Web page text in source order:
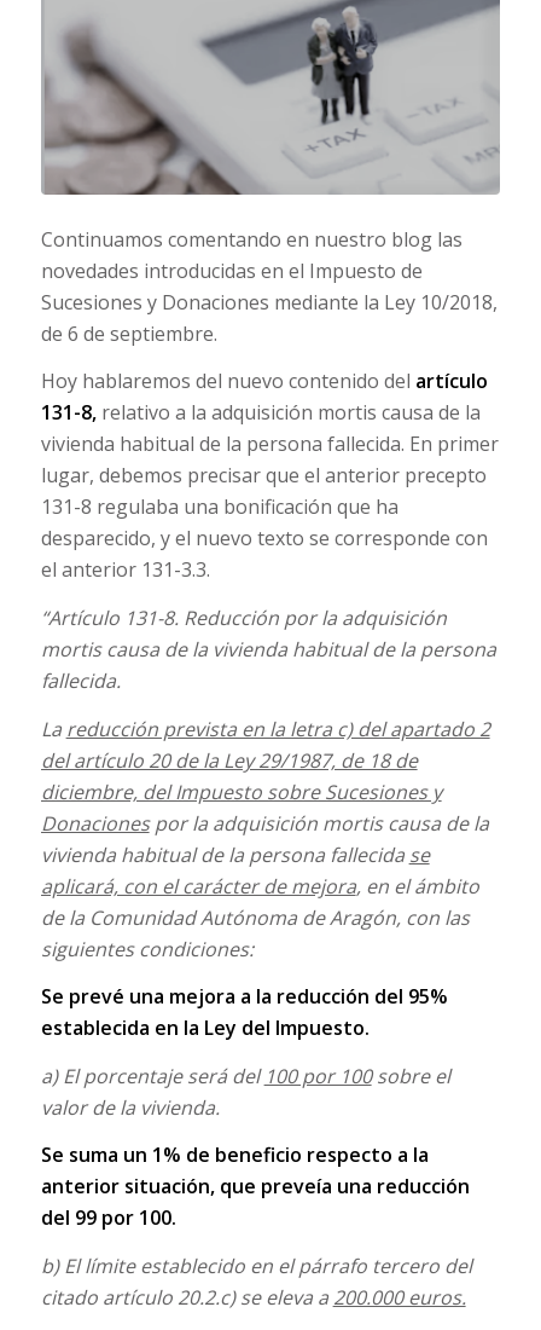
Continuamos comentando en nuestro blog las
novedades introducidas en el Impuesto de
Sucesiones y Donaciones mediante la Ley 10/2018,
de 6 de septiembre.
Hoy hablaremos del nuevo contenido del artículo
131-8, relativo a la adquisición mortis causa de la
vivienda habitual de la persona fallecida. En primer
lugar, debemos precisar que el anterior precepto
131-8 regulaba una bonificación que ha
desparecido, y el nuevo texto se corresponde con
el anterior 131-3.3.
“Artículo 131-8. Reducción por la adquisición
mortis causa de la vivienda habitual de la persona
fallecida.
La reducción prevista en la letra c) del apartado 2
del artículo 20 de la Ley 29/1987, de 18 de
diciembre, del Impuesto sobre Sucesiones y
Donacionespor la adquisición mortis causa de la
vivienda habitual de la persona fallecida se
aplicará, con el carácter de mejora, en el ámbito
de la Comunidad Autónoma de Aragón, con las
siguientes condiciones:
Se prevé una mejora a la reducción del 95%
establecida en la Ley del Impuesto.
a) El porcentaje será del 100 por 100sobre el
valor de la vivienda.
Se suma un 1% de beneficio respecto a la
anterior situación, que preveía una reducción
del 99 por 100.
b) El límite establecido en el párrafo tercero del
citado artículo 20.2.c) se eleva a 200.000 euros.